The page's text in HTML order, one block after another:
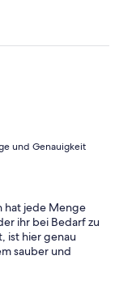
und Genauigkeit
hat jede Menge
ihr bei Bedarf zu
ist hier genau
sauber und
uns sodann